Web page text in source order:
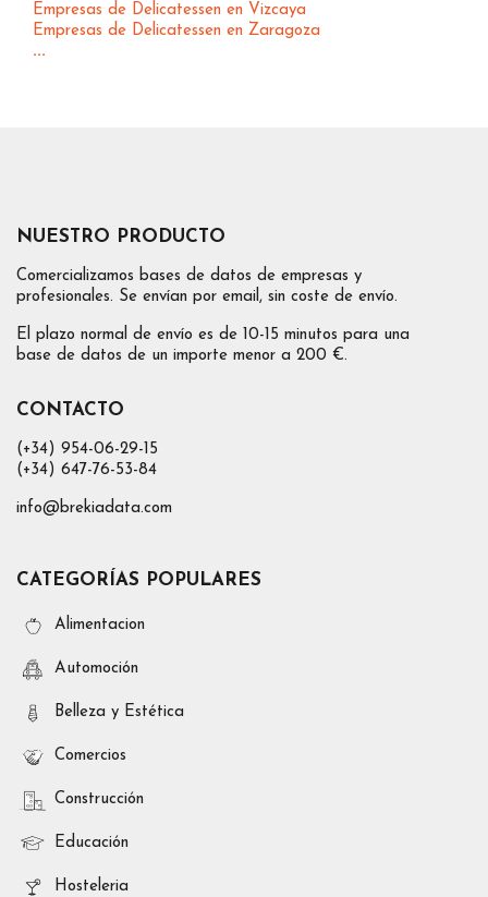
Empresas de Delicatessen en Vizcaya
Empresas de Delicatessen en Zaragoza
...
NUESTRO PRODUCTO
Comercializamos bases de datos de empresas y
profesionales. Se envían por email, sin coste de envío.
El plazo normal de envío es de 10-15 minutos para una
base de datos de un importe menor a 200 €.
CONTACTO
(+34) 954-06-29-15
(+34) 647-76-53-84
info@brekiadata.com
CATEGORÍAS POPULARES
Alimentacion
Automoción
Belleza y Estética
Comercios
Construcción
Educación
Hosteleria